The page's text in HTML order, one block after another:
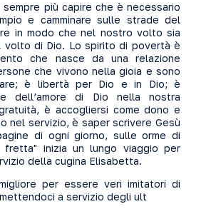
più capire che è necessario
e camminare sulle strade del
in modo che nel nostro volto sia
volto di Dio. Lo spirito di povertà è
che nasce da una relazione
che vivono nella gioia e sono
è libertà per Dio e in Dio; è
dell’amore di Dio nella nostra
è accogliersi come dono e
nel servizio, è saper scrivere Gesù
di ogni giorno, sulle orme di
fretta" inizia un lungo viaggio per
della cugina Elisabetta.
per essere veri imitatori di
a servizio degli ult